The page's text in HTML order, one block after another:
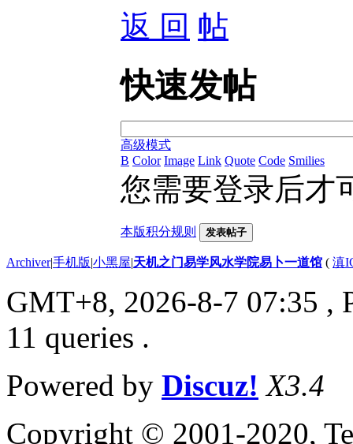
返 回
快速发帖
高级模式
B Color Image Link Quote Code Smilies
您需要登录后才
本版积分规则 发表帖子
Archiver|手机版|小黑屋|天机之门易学风水学院易卜一道馆 ( 滇
GMT+8, 2026-8-7 07:35 ,
11 queries .
Powered by Discuz! X3.4
Copyright © 2001-2020,